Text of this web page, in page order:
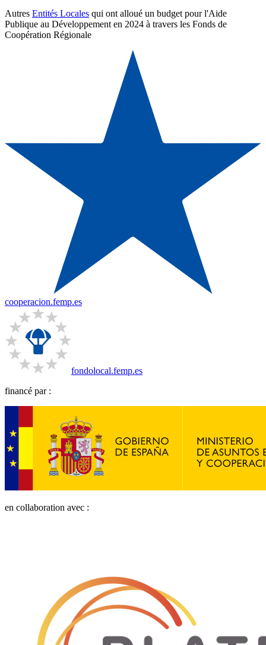
Autres Entités Locales qui ont alloué un budget pour l'Aide
Publique au Développement en 2024 à travers les Fonds de
Coopération Régionale
cooperacion.femp.es
fondolocal.femp.es
financé par :
en collaboration avec :